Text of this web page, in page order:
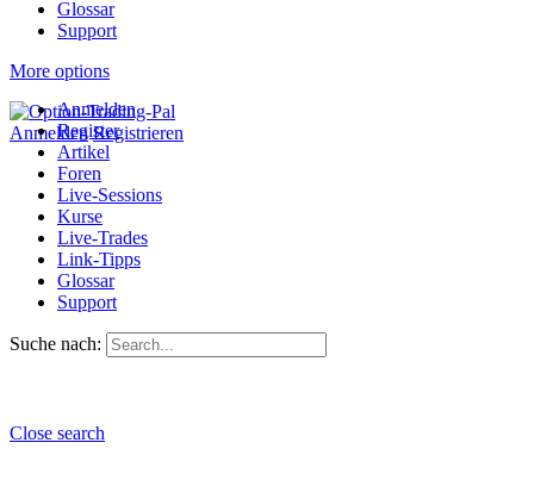
Glossar
Support
More options
Anmelden Registrieren
Anmelden
Register
Artikel
Foren
Live-Sessions
Kurse
Live-Trades
Link-Tipps
Glossar
Support
Suche nach:
Close search